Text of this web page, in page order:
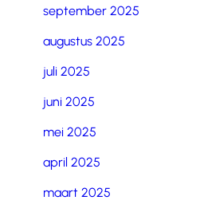
september 2025
augustus 2025
juli 2025
juni 2025
mei 2025
april 2025
maart 2025